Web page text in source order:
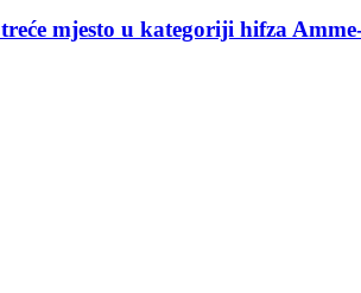
mjesto u kategoriji hifza